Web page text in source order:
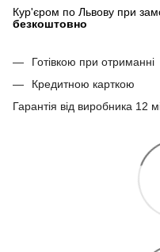
Кур'єром по Львову при
безкоштовно
Готівкою при отриманні
Кредитною карткою
Гарантія від виробника 12